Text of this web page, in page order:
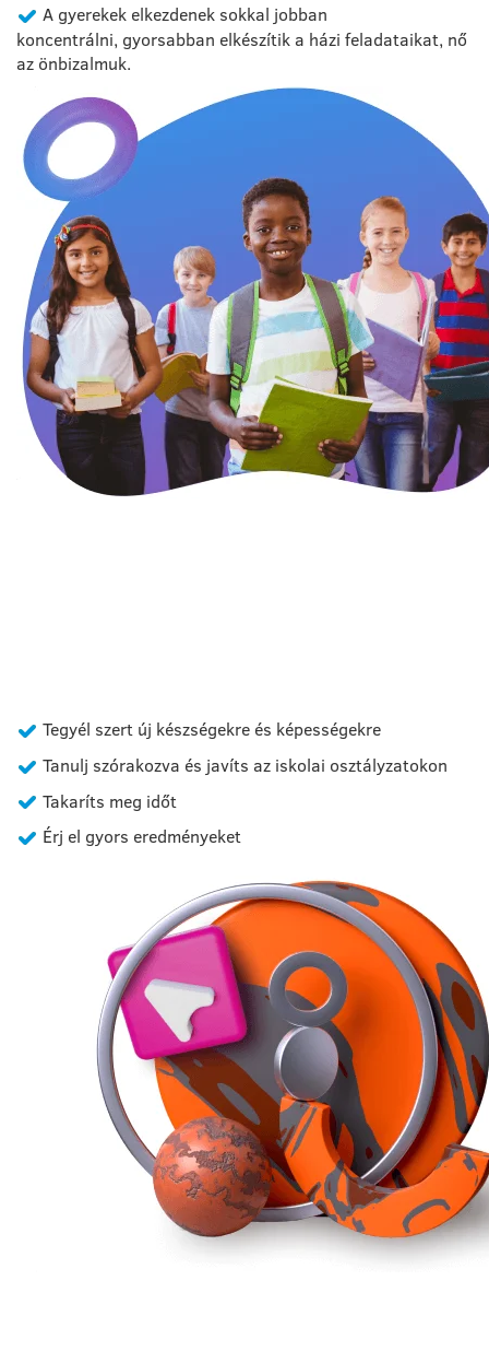
A gyerekek elkezdenek sokkal jobban
koncentrálni, gyorsabban elkészítik a házi feladataikat, nő
az önbizalmuk.
Tegyél szert új készségekre és képességekre
Tanulj szórakozva és javíts az iskolai osztályzatokon
Takaríts meg időt
Érj el gyors eredményeket